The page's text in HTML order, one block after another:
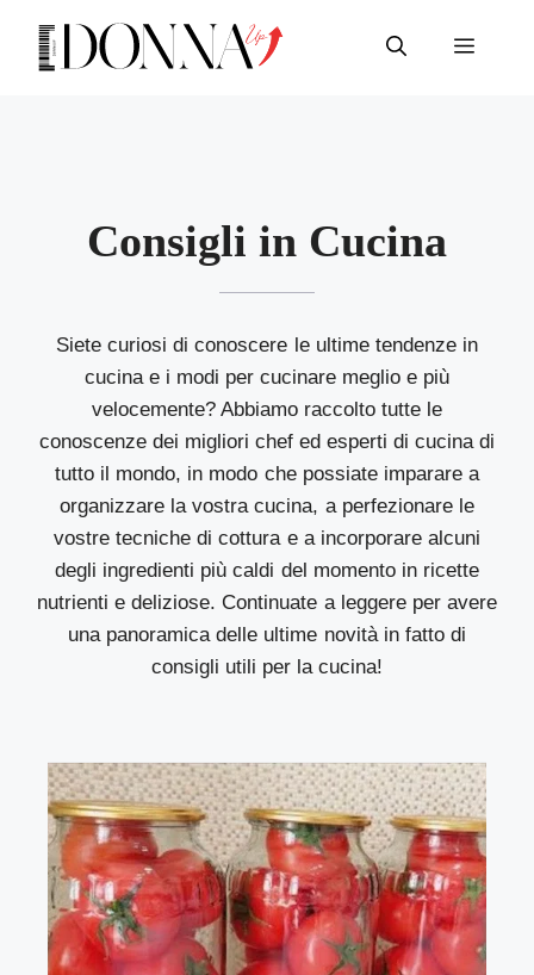
Consigli in Cucina
Siete curiosi di conoscere le ultime tendenze in
cucina e i modi per cucinare meglio e più
velocemente? Abbiamo raccolto tutte le
conoscenze dei migliori chef ed esperti di cucina di
tutto il mondo, in modo che possiate imparare a
organizzare la vostra cucina, a perfezionare le
vostre tecniche di cottura e a incorporare alcuni
degli ingredienti più caldi del momento in ricette
nutrienti e deliziose. Continuate a leggere per avere
una panoramica delle ultime novità in fatto di
consigli utili per la cucina!